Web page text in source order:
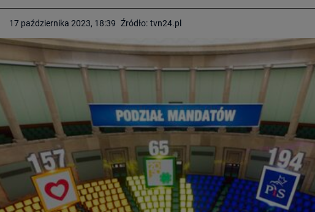
17 października 2023, 18:39 Źródło: tvn24.pl